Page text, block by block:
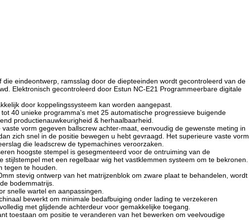
eindeontwerp, ramsslag door de diepteeinden wordt gecontroleerd van de
Elektronisch gecontroleerd door Estun NC-E21 Programmeerbare digitale
door koppelingssysteem kan worden aangepast.
40 unieke programma's met 25 automatische progressieve buigende
productienauwkeurigheid & herhaalbaarheid.
vorm gegeven ballscrew achter-maat, eenvoudig de gewenste meting in
zich snel in de positie bewegen u hebt gevraagd. Het superieure vaste vorm
die leadscrew de typemachines veroorzaken.
hoogste stempel is gesegmenteerd voor de ontruiming van de
met een regelbaar wig het vastklemmen systeem om te bekronen.
tegen te houden.
stevig ontwerp van het matrijzenblok om zware plaat te behandelen, wordt
bodemmatrijs.
snelle wartel en aanpassingen.
bewerkt om minimale bedafbuiging onder lading te verzekeren
met glijdende achterdeur voor gemakkelijke toegang.
toestaan om positie te veranderen van het bewerken om veelvoudige